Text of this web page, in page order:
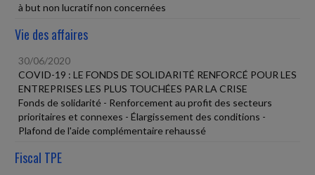
à but non lucratif non concernées
Vie des affaires
30/06/2020
COVID-19 : LE FONDS DE SOLIDARITÉ RENFORCÉ POUR LES
ENTREPRISES LES PLUS TOUCHÉES PAR LA CRISE
Fonds de solidarité - Renforcement au profit des secteurs
prioritaires et connexes - Élargissement des conditions -
Plafond de l'aide complémentaire rehaussé
Fiscal TPE